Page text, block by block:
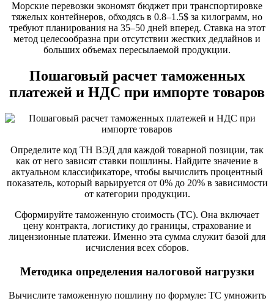
Морские перевозки экономят бюджет при транспортировке
тяжелых контейнеров, обходясь в 0.8–1.5$ за килограмм, но
требуют планирования на 35–50 дней вперед. Ставка на этот
метод целесообразна при отсутствии жестких дедлайнов и
больших объемах пересылаемой продукции.
Пошаговый расчет таможенных
платежей и НДС при импорте товаров
Определите код ТН ВЭД для каждой товарной позиции, так
как от него зависят ставки пошлины. Найдите значение в
актуальном классификаторе, чтобы вычислить процентный
показатель, который варьируется от 0% до 20% в зависимости
от категории продукции.
Сформируйте таможенную стоимость (ТС). Она включает
цену контракта, логистику до границы, страхование и
лицензионные платежи. Именно эта сумма служит базой для
исчисления всех сборов.
Методика определения налоговой нагрузки
Вычислите таможенную пошлину по формуле: ТС умножить